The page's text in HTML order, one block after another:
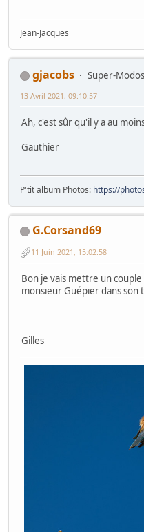
Jean-Jacques
gjacobs
Super-Modos
13 Avril 2021, 09:10:57
Ah, c'est sûr qu'il y a au
Gauthier
P'tit album Photos: https://
G.Corsand69
11 Juin 2021, 15:02:58
Bon je vais mettre un
monsieur Guépier dans son
Gilles